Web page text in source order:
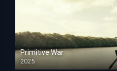
Primitive War
2025
HD 1080p